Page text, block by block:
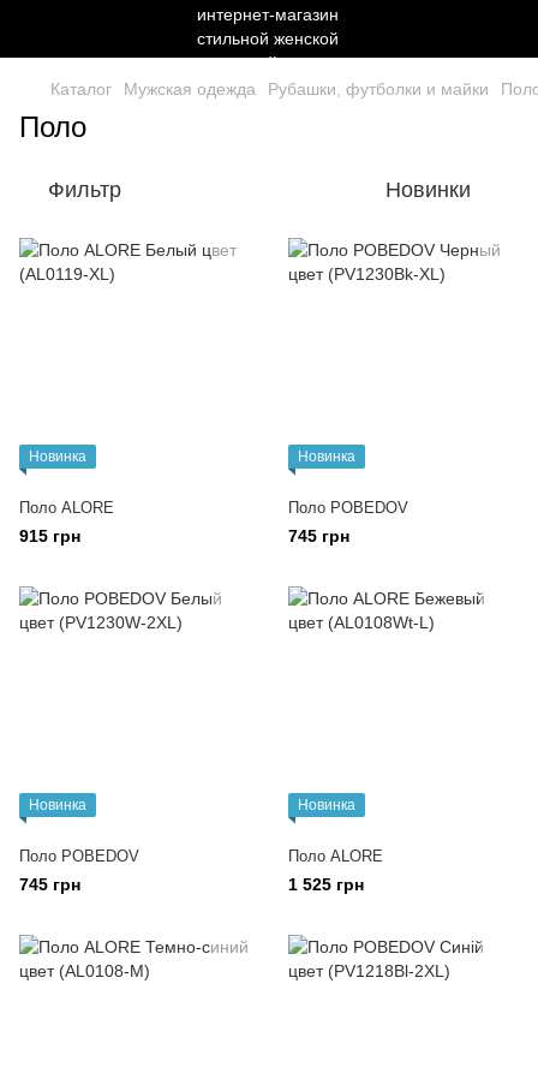
Каталог Мужская одежда Рубашки, футболки и майки
Поло
Фильтр Новинки
Новинка
Поло ALORE
915 грн
Новинка
Поло POBEDOV
745 грн
Новинка
Поло POBEDOV
745 грн
Новинка
Поло ALORE
1 525 грн